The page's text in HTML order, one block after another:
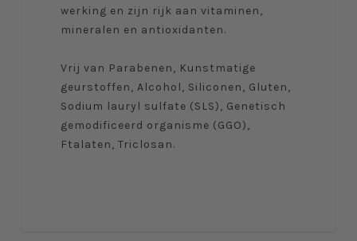
werking en zijn rijk aan vitaminen,
mineralen en antioxidanten.
Vrij van Parabenen, Kunstmatige
geurstoffen, Alcohol, Siliconen, Gluten,
Sodium lauryl sulfate (SLS), Genetisch
gemodificeerd organisme (GGO),
Ftalaten, Triclosan.